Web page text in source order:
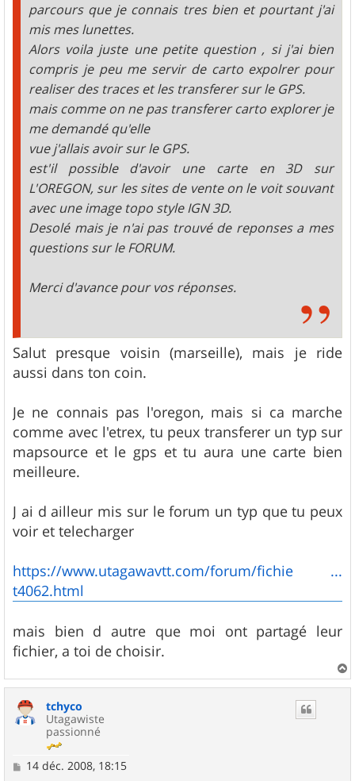
parcours que je connais tres bien et pourtant j'ai
mis mes lunettes.
Alors voila juste une petite question , si j'ai bien
compris je peu me servir de carto expolrer pour
realiser des traces et les transferer sur le GPS.
mais comme on ne pas transferer carto explorer je
me demandé qu'elle
vue j'allais avoir sur le GPS.
est'il possible d'avoir une carte en 3D sur
L'OREGON, sur les sites de vente on le voit souvant
avec une image topo style IGN 3D.
Desolé mais je n'ai pas trouvé de reponses a mes
questions sur le FORUM.
Merci d'avance pour vos réponses.
Salut presque voisin (marseille), mais je ride
aussi dans ton coin.
Je ne connais pas l'oregon, mais si ca marche
comme avec l'etrex, tu peux transferer un typ sur
mapsource et le gps et tu aura une carte bien
meilleure.
J ai d ailleur mis sur le forum un typ que tu peux
voir et telecharger
https://www.utagawavtt.com/forum/fichie ...
t4062.html
mais bien d autre que moi ont partagé leur
fichier, a toi de choisir.
a
tchyco
Utagawiste
passionné
M14 déc. 2008, 18:15